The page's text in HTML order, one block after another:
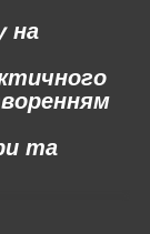
на
та